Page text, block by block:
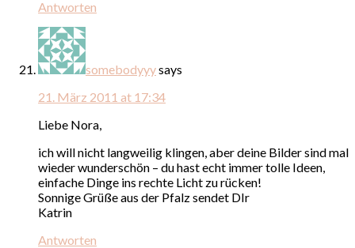
Antworten
somebodyyysays
21. März 2011 at 17:34
Liebe Nora,
ich will nicht langweilig klingen, aber deine Bilder sind mal
wieder wunderschön – du hast echt immer tolle Ideen,
einfache Dinge ins rechte Licht zu rücken!
Sonnige Grüße aus der Pfalz sendet DIr
Katrin
Antworten